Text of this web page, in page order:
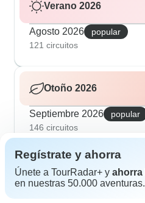
Verano 2026
Agosto 2026
popular
121 circuitos
Otoño 2026
Septiembre 2026
popular
146 circuitos
Octubre 2026
133 circuitos
Noviembre 2026
34 circuitos
Regístrate y ahorra
Únete a TourRadar+ y ahorra
en nuestras 50.000 aventuras.